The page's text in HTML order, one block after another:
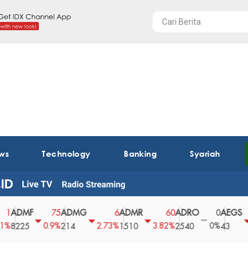
Technology Banking Syariah
75
0.9%
ADMG
214
6
2.73%
ADMR
1510
60
3.82%
ADRO
2540
0
0%
AEGS
43
1
2.27%